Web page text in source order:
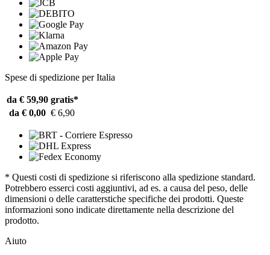
Spese di spedizione per Italia
da € 59,90 gratis*
da € 0,00 € 6,90
* Questi costi di spedizione si riferiscono alla spedizione standard.
Potrebbero esserci costi aggiuntivi, ad es. a causa del peso, delle
dimensioni o delle caratterstiche specifiche dei prodotti. Queste
informazioni sono indicate direttamente nella descrizione del
prodotto.
Aiuto